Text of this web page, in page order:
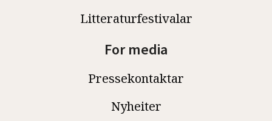
Litteraturfestivalar
For media
Pressekontaktar
Nyheiter